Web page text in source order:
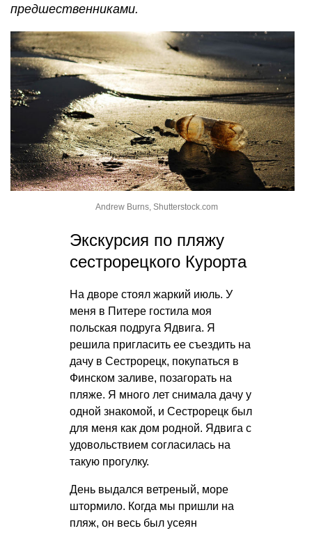
предшественниками.
Andrew Burns, Shutterstock.com
Экскурсия по пляжу
сестрорецкого Курорта
На дворе стоял жаркий июль. У
меня в Питере гостила моя
польская подруга Ядвига. Я
решила пригласить ее съездить на
дачу в Сестрорецк, покупаться в
Финском заливе, позагорать на
пляже. Я много лет снимала дачу у
одной знакомой, и Сестрорецк был
для меня как дом родной. Ядвига с
удовольствием согласилась на
такую прогулку.
День выдался ветреный, море
штормило. Когда мы пришли на
пляж, он весь был усеян